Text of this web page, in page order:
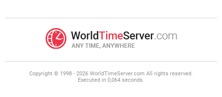
Copyright © 1998 - 2026 WorldTimeServer.com All rights reserved.
Executed in 0,064 seconds.